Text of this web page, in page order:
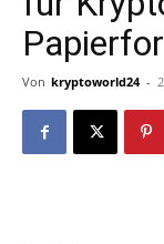
Von kryptoworld24 -